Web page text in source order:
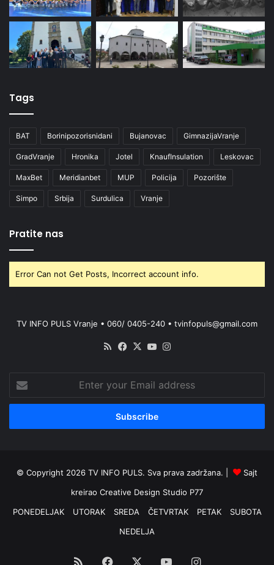
Tags
BAT Borinipozorisnidani Bujanovac GimnazijaVranje
GradVranje Hronika Jotel KnaufInsulation Leskovac
MaxBet Meridianbet MUP Policija Pozorište
Simpo Srbija Surdulica Vranje
Pratite nas
Error Can not Get Posts, Incorrect account info.
TV INFO PULS Vranje • 060/ 0405-240 • tvinfopuls@gmail.com
RSS Facebook
X YouTube
your
Email
© Copyright 2026 TV INFO PULS. Sva prava zadržana. |
Sajt
kreirao Creative Design Studio P77
PONEDELJAK
UTORAK SREDA ČETVRTAK PETAK
SUBOTA
NEDELJA
RSS Facebook YouTubeInstagram